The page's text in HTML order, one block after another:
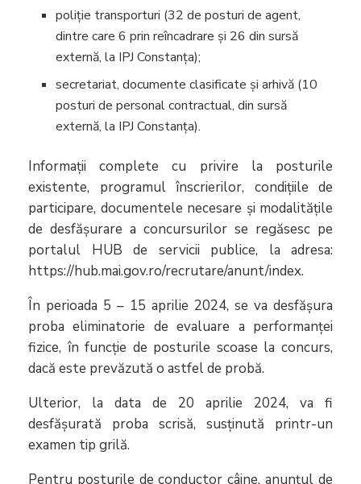
poliție transporturi (32 de posturi de agent,
dintre care 6 prin reîncadrare și 26 din sursă
externă, la IPJ Constanța);
secretariat, documente clasificate și arhivă (10
posturi de personal contractual, din sursă
externă, la IPJ Constanța).
Informații complete cu privire la posturile
existente, programul înscrierilor, condițiile de
participare, documentele necesare și modalitățile
de desfășurare a concursurilor se regăsesc pe
portalul HUB de servicii publice, la adresa:
https://hub.mai.gov.ro/recrutare/anunt/index.
În perioada 5 – 15 aprilie 2024, se va desfășura
proba eliminatorie de evaluare a performanței
fizice, în funcție de posturile scoase la concurs,
dacă este prevăzută o astfel de probă.
Ulterior, la data de 20 aprilie 2024, va fi
desfășurată proba scrisă, susținută printr-un
examen tip grilă.
Pentru posturile de conductor câine, anunțul de